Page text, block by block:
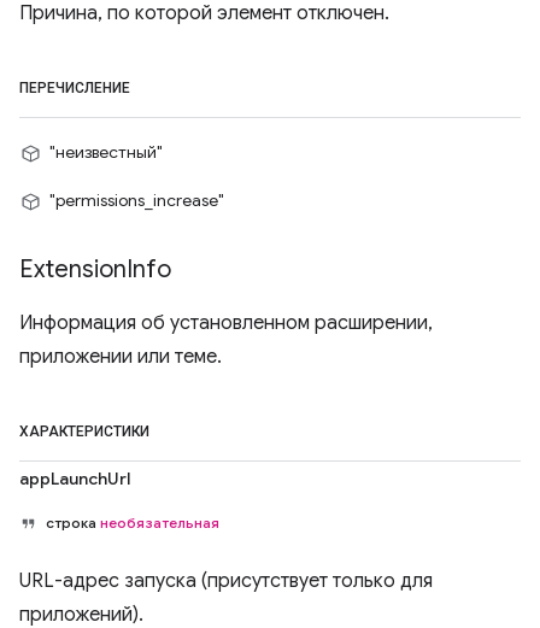
Причина, по которой элемент отключен.
ПЕРЕЧИСЛЕНИЕ
"неизвестный"
"permissions_increase"
ExtensionInfo
Информация об установленном расширении,
приложении или теме.
ХАРАКТЕРИСТИКИ
appLaunchUrl
строка необязательная
URL-адрес запуска (присутствует только для
приложений).